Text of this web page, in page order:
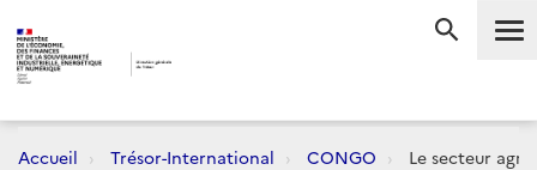
Accueil Trésor-International CONGO Le secteur